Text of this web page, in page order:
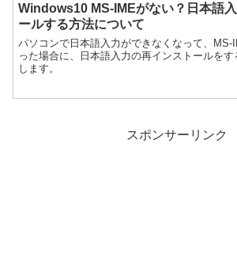
Windows10 MS-IMEがない？日本語
ールする方法について
パソコンで日本語入力ができなくなって、MS-
った場合に、日本語入力の再インストールを
します。
スポンサーリンク